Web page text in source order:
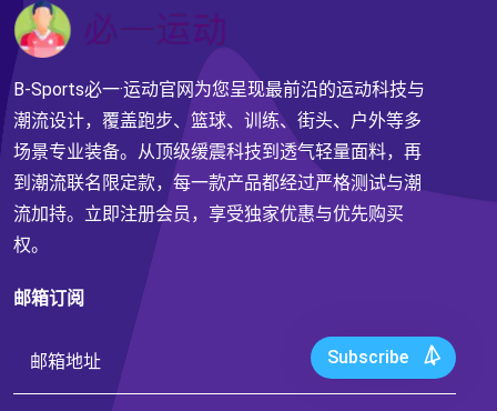
B-Sports必一·运动官网为您呈现最前沿的运动科技与
潮流设计，覆盖跑步、篮球、训练、街头、户外等多
场景专业装备。从顶级缓震科技到透气轻量面料，再
到潮流联名限定款，每一款产品都经过严格测试与潮
流加持。立即注册会员，享受独家优惠与优先购买
权。
邮箱订阅
Subscribe